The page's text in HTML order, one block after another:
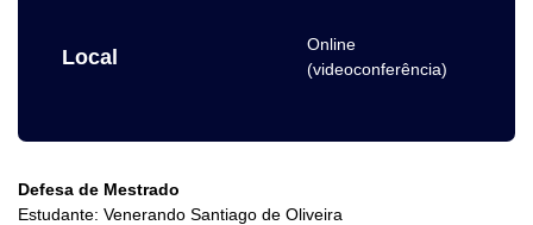
Local
Online
(videoconferência)
Defesa de Mestrado
Estudante: Venerando Santiago de Oliveira